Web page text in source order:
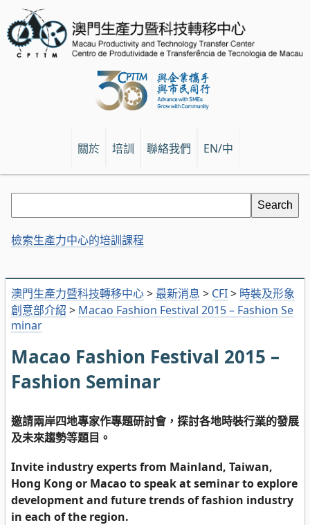
關於 培訓 聯絡我們 EN/中
澳門生產力暨科技轉移中心> 最新消息 > CFI> 時裝及形象
創意部介紹 > Macao Fashion Festival 2015 – Fashion Se
minar
Macao Fashion Festival 2015 –
Fashion Seminar
邀請兩岸四地專家作專題研討會，探討各地時裝行業的發展
及未來趨勢等題目。
Invite industry experts from Mainland, Taiwan,
Hong Kong or Macao to speak at seminar to explore
development and future trends of fashion industry
in each of the region.
檢索生產力中心的培訓課程